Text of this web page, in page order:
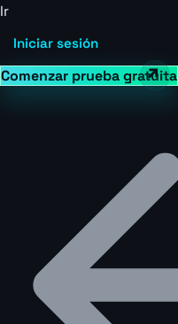
Ir
Iniciar sesión
Comenzar prueba gratuita